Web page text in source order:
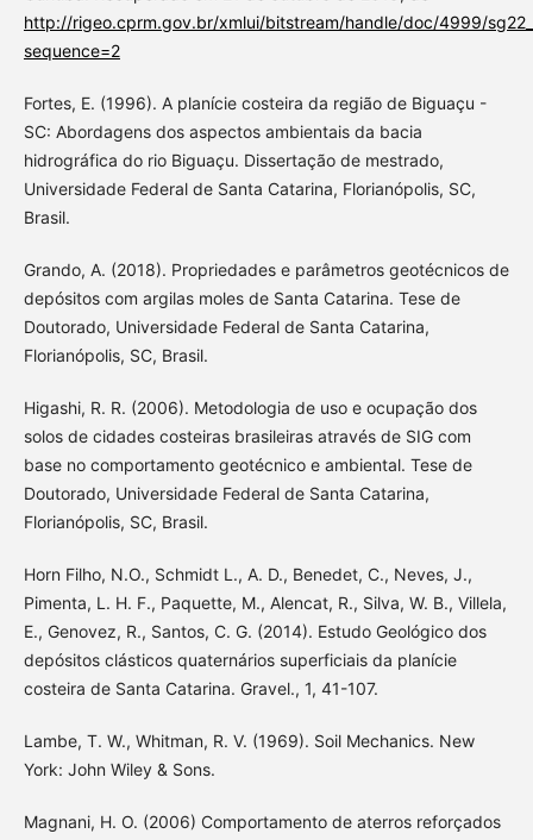
http://rigeo.cprm.gov.br/xmlui/bitstream/handle/doc/4999/
sequence=2
Fortes, E. (1996). A planície costeira da região de Biguaçu -
SC: Abordagens dos aspectos ambientais da bacia
hidrográfica do rio Biguaçu. Dissertação de mestrado,
Universidade Federal de Santa Catarina, Florianópolis, SC,
Brasil.
Grando, A. (2018). Propriedades e parâmetros geotécnicos de
depósitos com argilas moles de Santa Catarina. Tese de
Doutorado, Universidade Federal de Santa Catarina,
Florianópolis, SC, Brasil.
Higashi, R. R. (2006). Metodologia de uso e ocupação dos
solos de cidades costeiras brasileiras através de SIG com
base no comportamento geotécnico e ambiental. Tese de
Doutorado, Universidade Federal de Santa Catarina,
Florianópolis, SC, Brasil.
Horn Filho, N.O., Schmidt L., A. D., Benedet, C., Neves, J.,
Pimenta, L. H. F., Paquette, M., Alencat, R., Silva, W. B., Villela,
E., Genovez, R., Santos, C. G. (2014). Estudo Geológico dos
depósitos clásticos quaternários superficiais da planície
costeira de Santa Catarina. Gravel., 1, 41-107.
Lambe, T. W., Whitman, R. V. (1969). Soil Mechanics. New
York: John Wiley & Sons.
Magnani, H. O. (2006) Comportamento de aterros reforçados